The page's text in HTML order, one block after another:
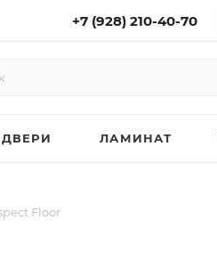
+7 (928) 210-40-70
ЛАМИНАТ
Floor